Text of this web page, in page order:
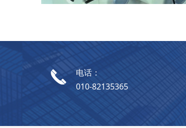
끅
电话：
010-82135365